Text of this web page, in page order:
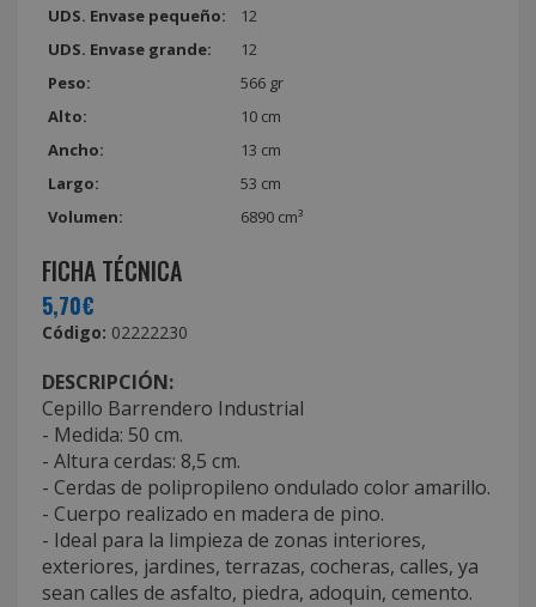
UDS. Envase pequeño:
12
UDS. Envase grande:
12
Peso:
566 gr
Alto:
10 cm
Ancho:
13 cm
Largo:
53 cm
Volumen:
6890 cm³
FICHA TÉCNICA
5,70€
Código: 02222230
DESCRIPCIÓN:
Cepillo Barrendero Industrial
- Medida: 50 cm.
- Altura cerdas: 8,5 cm.
- Cerdas de polipropileno ondulado color amarillo.
- Cuerpo realizado en madera de pino.
- Ideal para la limpieza de zonas interiores,
exteriores, jardines, terrazas, cocheras, calles, ya
sean calles de asfalto, piedra, adoquin, cemento.